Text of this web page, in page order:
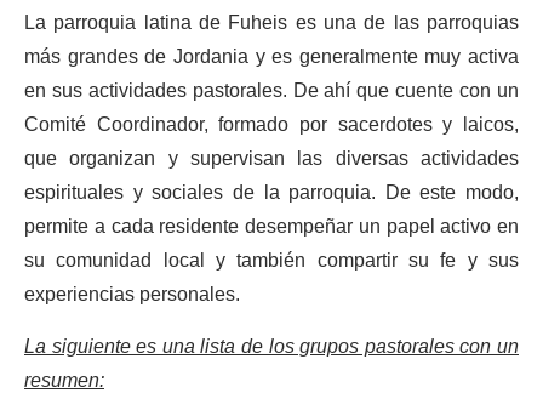
La parroquia latina de Fuheis es una de las parroquias
más grandes de Jordania y es generalmente muy activa
en sus actividades pastorales. De ahí que cuente con un
Comité Coordinador, formado por sacerdotes y laicos,
que organizan y supervisan las diversas actividades
espirituales y sociales de la parroquia. De este modo,
permite a cada residente desempeñar un papel activo en
su comunidad local y también compartir su fe y sus
experiencias personales.
La siguiente es una lista de los grupos pastorales con un
resumen: